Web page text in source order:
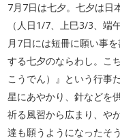
7月7日は七夕。七夕は日
（人日1/7、上巳3/3、
月7日には短冊に願い事
する七夕のならわし。こ
こうでん）』という行事
星にあやかり、針などを
祈る風習から広まり、や
達も願うようになったそう